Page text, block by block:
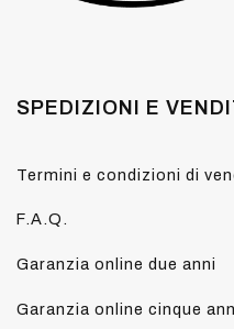
SPEDIZIONI E
Termini e condizioni di
F.A.Q.
Garanzia online due anni
Garanzia online cinque